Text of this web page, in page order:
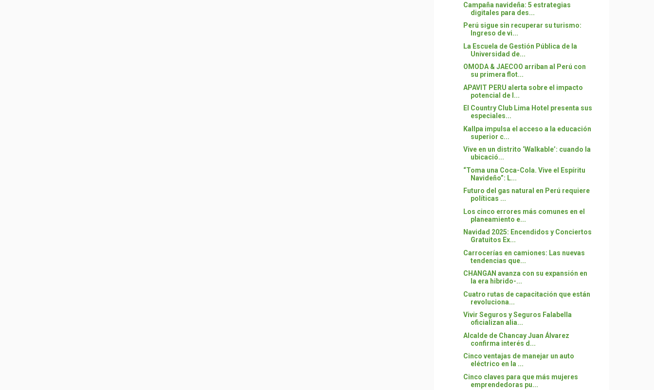
Campaña navideña: 5 estrategias
digitales para des...
Perú sigue sin recuperar su turismo:
Ingreso de vi...
La Escuela de Gestión Pública de la
Universidad de...
OMODA & JAECOO arriban al Perú con
su primera flot...
APAVIT PERU alerta sobre el impacto
potencial de l...
El Country Club Lima Hotel presenta sus
especiales...
Kallpa impulsa el acceso a la educación
superior c...
Vive en un distrito ‘Walkable’: cuando la
ubicació...
“Toma una Coca-Cola. Vive el Espíritu
Navideño”: L...
Futuro del gas natural en Perú requiere
políticas ...
Los cinco errores más comunes en el
planeamiento e...
Navidad 2025: Encendidos y Conciertos
Gratuitos Ex...
Carrocerías en camiones: Las nuevas
tendencias que...
CHANGAN avanza con su expansión en
la era hibrido-...
Cuatro rutas de capacitación que están
revoluciona...
Vivir Seguros y Seguros Falabella
oficializan alia...
Alcalde de Chancay Juan Álvarez
confirma interés d...
Cinco ventajas de manejar un auto
eléctrico en la ...
Cinco claves para que más mujeres
emprendedoras pu...